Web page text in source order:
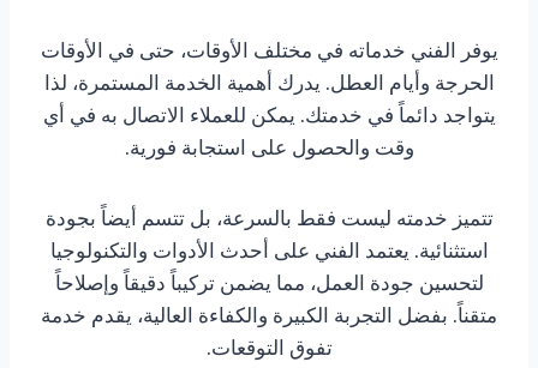
يوفر الفني خدماته في مختلف الأوقات، حتى في الأوقات
الحرجة وأيام العطل. يدرك أهمية الخدمة المستمرة، لذا
يتواجد دائماً في خدمتك. يمكن للعملاء الاتصال به في أي
وقت والحصول على استجابة فورية.
تتميز خدمته ليست فقط بالسرعة، بل تتسم أيضاً بجودة
استثنائية. يعتمد الفني على أحدث الأدوات والتكنولوجيا
لتحسين جودة العمل، مما يضمن تركيباً دقيقاً وإصلاحاً
متقناً. بفضل التجربة الكبيرة والكفاءة العالية، يقدم خدمة
تفوق التوقعات.